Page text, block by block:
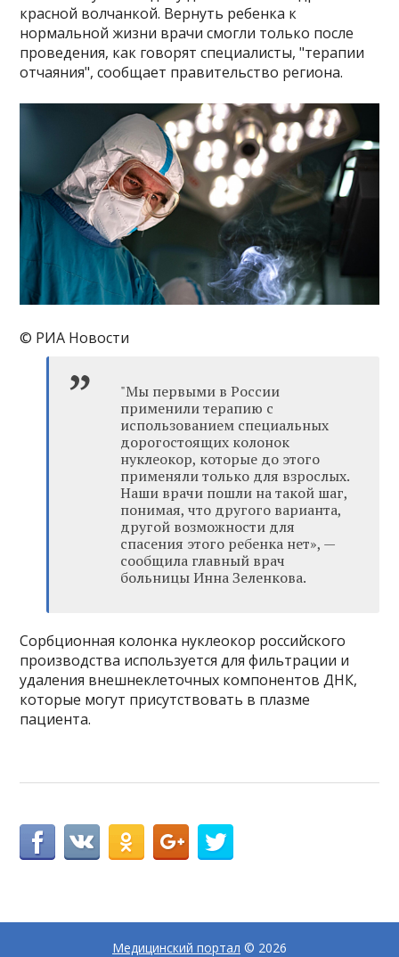
красной волчанкой. Вернуть ребенка к
нормальной жизни врачи смогли только после
проведения, как говорят специалисты, "терапии
отчаяния", сообщает правительство региона.
© РИА Новости
"Мы первыми в России
применили терапию с
использованием специальных
дорогостоящих колонок
нуклеокор, которые до этого
применяли только для взрослых.
Наши врачи пошли на такой шаг,
понимая, что другого варианта,
другой возможности для
спасения этого ребенка нет», —
сообщила главный врач
больницы Инна Зеленкова.
Сорбционная колонка нуклеокор российского
производства используется для фильтрации и
удаления внешнеклеточных компонентов ДНК,
которые могут присутствовать в плазме
пациента.
Медицинский портал © 2026